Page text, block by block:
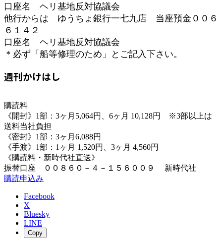
口座名 ヘリ基地反対協議会
他行からは ゆうちょ銀行一七九店 当座預金００６
６１４２
口座名 ヘリ基地反対協議会
＊必ず「船等修理のため」とご記入下さい。
週刊かけはし
購読料
《開封》1部：3ヶ月5,064円、6ヶ月 10,128円 ※3部以上は
送料当社負担
《密封》1部：3ヶ月6,088円
《手渡》1部：1ヶ月 1,520円、3ヶ月 4,560円
《購読料・新時代社直送》
振替口座 ００８６０－４－１５６００９ 新時代社
購読申込み
Facebook
X
Bluesky
LINE
Copy